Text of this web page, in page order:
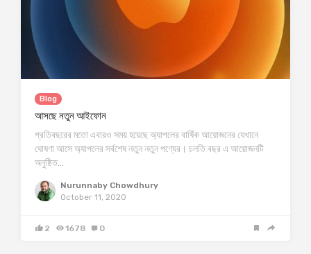
Blog
আসছে নতুন আইফোন
প্রতিবছরের মতো এবারও সময় হয়েছে অ্যাপলের বার্ষিক আয়োজনের যেখানে
ঘোষণা আসে অ্যাপলের সর্বশেষ নতুন নতুন পণ্যের। চলতি বছর এ আয়োজনটি
অনুষ্ঠিত…
Nurunnaby Chowdhury
October 11, 2020
2 1678 0